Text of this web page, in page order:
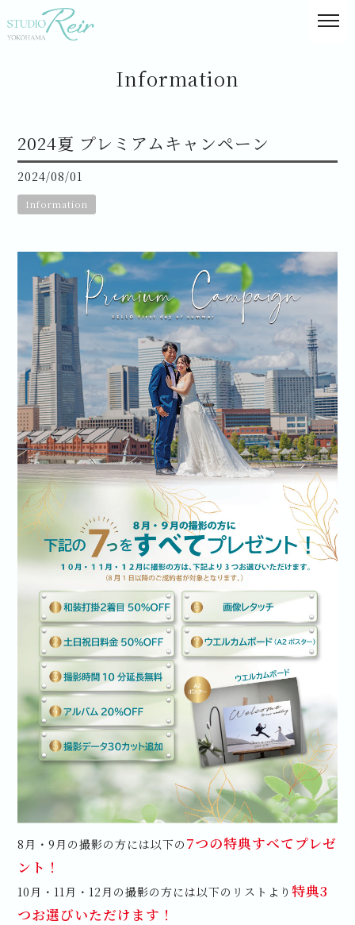
Information
2024夏 プレミアムキャンペーン
2024/08/01
Information
8月・9月の撮影の方には以下の 7つの特典すべてプレゼ
ント！
10月・11月・12月の撮影の方には以下のリストより 特典3
つお選びいただけます！